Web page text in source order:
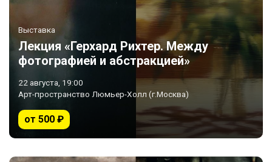
Выставка
Лекция «Герхард Рихтер. Между
фотографией и абстракцией»
22 августа, 19:00
Арт-пространство Люмьер-Холл (г.Москва)
от 500 ₽